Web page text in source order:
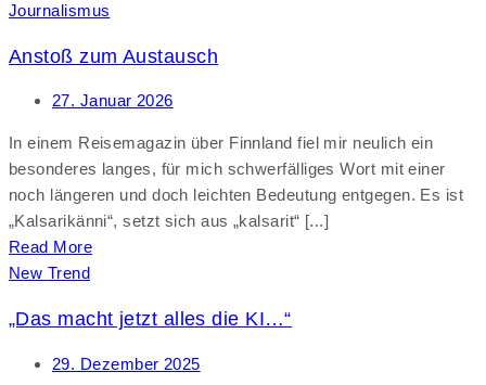
Journalismus
Anstoß zum Austausch
27. Januar 2026
In einem Reisemagazin über Finnland fiel mir neulich ein
besonderes langes, für mich schwerfälliges Wort mit einer
noch längeren und doch leichten Bedeutung entgegen. Es ist
„Kalsarikänni“, setzt sich aus „kalsarit“ [...]
Read More
New Trend
„Das macht jetzt alles die KI…“
29. Dezember 2025